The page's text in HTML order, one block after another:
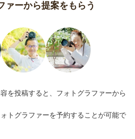
ァーから提案をもらう
を投稿すると、フォトグラファーから
トグラファーを予約することが可能で